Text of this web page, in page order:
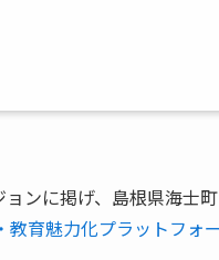
ンに掲げ、島根県海士
教育魅力化プラットフォ